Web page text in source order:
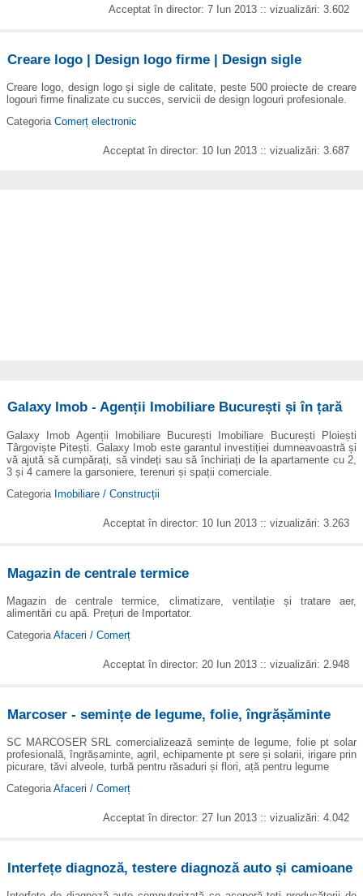
Acceptat în director: 7 Iun 2013 :: vizualizări: 3.602
Creare logo | Design logo firme | Design sigle
Creare logo, design logo și sigle de calitate, peste 500 proiecte de creare
logouri firme finalizate cu succes, servicii de design logouri profesionale.
Categoria Comerț electronic
Acceptat în director: 10 Iun 2013 :: vizualizări: 3.687
Galaxy Imob - Agenții Imobiliare București și în țară
Galaxy Imob Agenții Imobiliare București Imobiliare București Ploiești
Târgoviște Pitești. Galaxy Imob este garantul investiției dumneavoastră și
vă ajută să cumpărați, să vindeți sau să închiriați de la apartamente cu 2,
3 și 4 camere la garsoniere, terenuri și spații comerciale.
Categoria Imobiliare / Construcții
Acceptat în director: 10 Iun 2013 :: vizualizări: 3.263
Magazin de centrale termice
Magazin de centrale termice, climatizare, ventilație și tratare aer,
alimentări cu apă. Prețuri de Importator.
Categoria Afaceri / Comerț
Acceptat în director: 20 Iun 2013 :: vizualizări: 2.948
Marcoser - semințe de legume, folie, îngrășăminte
SC MARCOSER SRL comercializează semințe de legume, folie pt solar
profesională, îngrășaminte, agril, echipamente pt sere și solarii, irigare prin
picurare, tăvi alveole, turbă pentru răsaduri și flori, ață pentru legume
Categoria Afaceri / Comerț
Acceptat în director: 27 Iun 2013 :: vizualizări: 4.042
Interfețe diagnoză, testere diagnoză auto și camioane